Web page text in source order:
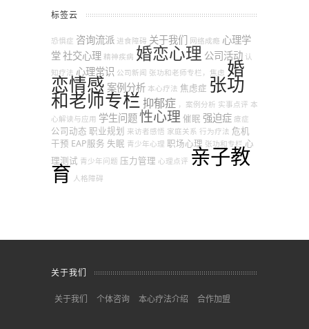
标签云
恐惧症 咨询流派 进食障碍 关于我们 网络成瘾 心理学
堂社交心理 精神疾病 婚恋心理 公司活动 认
知疗法 心理常识 公司新闻 张功和老师专栏，焦虑 婚
恋情感 案例分析 本心疗法 焦虑症 张功
和老师专栏抑郁症 ，案例分析 实事点评 本
心解读与应用 学生问题性心理 催眠 强迫症 癔症
公司动态 职业规划 来访者感悟 家庭关系 行为疗法 危机
干预 EAP服务 失眠 青少年心理 职场心理 张功和专栏 心
理测试 青少年问题 压力管理 心理点评 亲子教
育 人格障碍
关于我们
关于我们 个体咨询 本心疗法介绍 合作加盟